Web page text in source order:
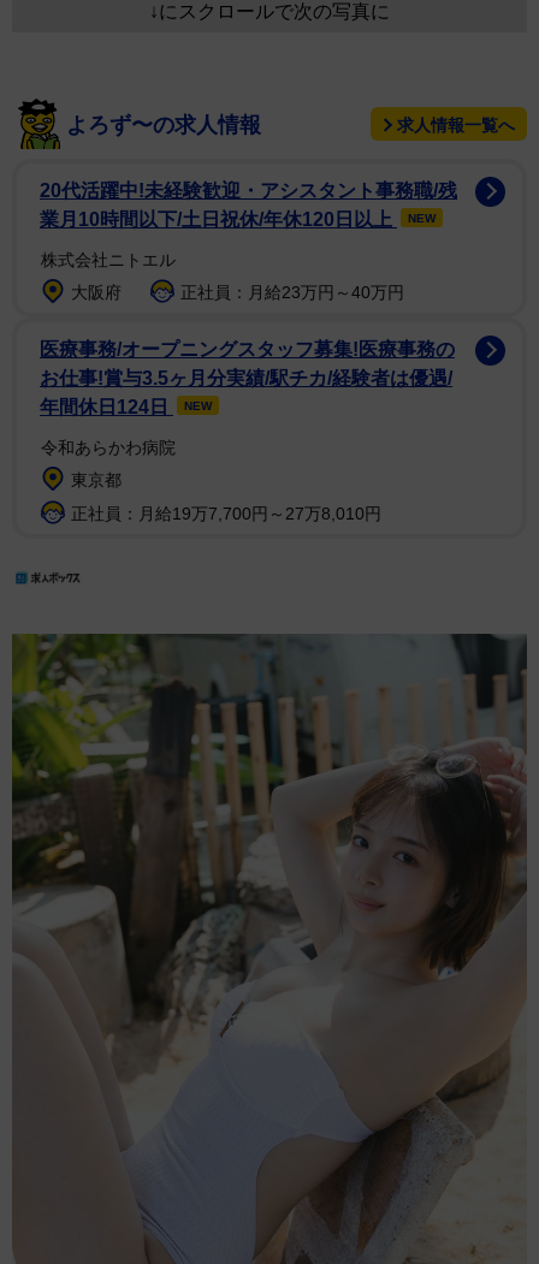
↓にスクロールで次の写真に
よろず〜の求人情報 求人情報一覧へ
20代活躍中!未経験歓迎・アシスタント事務職/残
業月10時間以下/土日祝休/年休120日以上
NEW
株式会社ニトエル
大阪府
正社員：月給23万円～40万円
医療事務/オープニングスタッフ募集!医療事務の
お仕事!賞与3.5ヶ月分実績/駅チカ/経験者は優遇/
年間休日124日
NEW
令和あらかわ病院
東京都
正社員：月給19万7,700円～27万8,010円